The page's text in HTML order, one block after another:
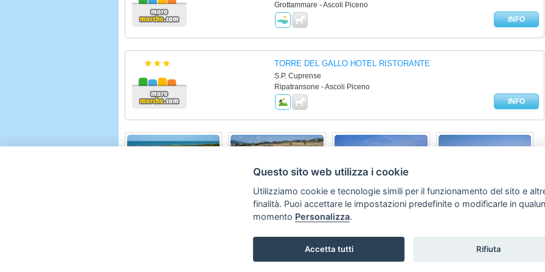
Grottammare - Ascoli Piceno
INFO
TORRE DEL GALLO HOTEL RISTORANTE
S.P. Cuprense
Ripatransone - Ascoli Piceno
INFO
Calypso
Cupra Marittima
La Mimosa
Fano
Marina Di Altidona
Copyright © 2008 -SVILUPPO TURISMO ITALIA S.r.L. unipersonale
Via A. Costa, 2 - 63822 Porto San Giorgio (FM)
Tel. 0734 677208
Questo sito web utilizza i cookie
Utilizziamo cookie e tecnologie simili per il funzionamento del sito e
finalità. Puoi accettare le impostazioni predefinite o modificarle in
momento Personalizza.
Accetta tutti Rifiuta